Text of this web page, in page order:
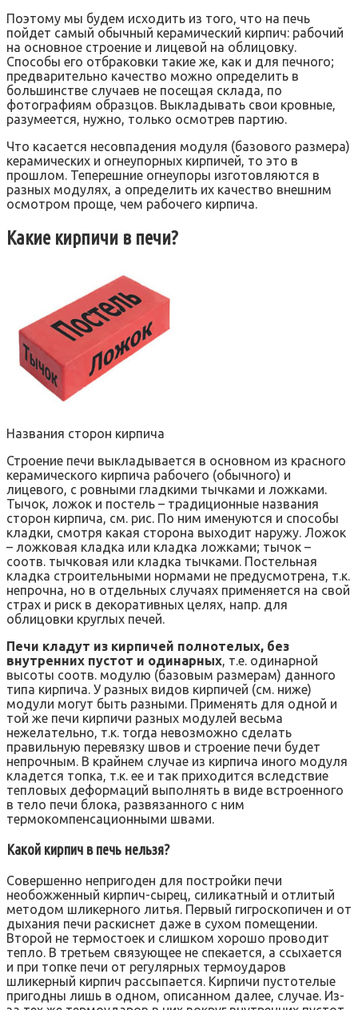
Поэтому мы будем исходить из того, что на печь
пойдет самый обычный керамический кирпич: рабочий
на основное строение и лицевой на облицовку.
Способы его отбраковки такие же, как и для печного;
предварительно качество можно определить в
большинстве случаев не посещая склада, по
фотографиям образцов. Выкладывать свои кровные,
разумеется, нужно, только осмотрев партию.
Что касается несовпадения модуля (базового размера)
керамических и огнеупорных кирпичей, то это в
прошлом. Теперешние огнеупоры изготовляются в
разных модулях, а определить их качество внешним
осмотром проще, чем рабочего кирпича.
Какие кирпичи в печи?
Названия сторон кирпича
Строение печи выкладывается в основном из красного
керамического кирпича рабочего (обычного) и
лицевого, с ровными гладкими тычками и ложками.
Тычок, ложок и постель – традиционные названия
сторон кирпича, см. рис. По ним именуются и способы
кладки, смотря какая сторона выходит наружу. Ложок
– ложковая кладка или кладка ложками; тычок –
соотв. тычковая или кладка тычками. Постельная
кладка строительными нормами не предусмотрена, т.к.
непрочна, но в отдельных случаях применяется на свой
страх и риск в декоративных целях, напр. для
облицовки круглых печей.
Печи кладут из кирпичей полнотелых, без
внутренних пустот и одинарных, т.е. одинарной
высоты соотв. модулю (базовым размерам) данного
типа кирпича. У разных видов кирпичей (см. ниже)
модули могут быть разными. Применять для одной и
той же печи кирпичи разных модулей весьма
нежелательно, т.к. тогда невозможно сделать
правильную перевязку швов и строение печи будет
непрочным. В крайнем случае из кирпича иного модуля
кладется топка, т.к. ее и так приходится вследствие
тепловых деформаций выполнять в виде встроенного
в тело печи блока, развязанного с ним
термокомпенсационными швами.
Какой кирпич в печь нельзя?
Совершенно непригоден для постройки печи
необожженный кирпич-сырец, силикатный и отлитый
методом шликерного литья. Первый гигроскопичен и от
дыхания печи раскиснет даже в сухом помещении.
Второй не термостоек и слишком хорошо проводит
тепло. В третьем связующее не спекается, а ссыхается
и при топке печи от регулярных термоударов
шликерный кирпич рассыпается. Кирпичи пустотелые
пригодны лишь в одном, описанном далее, случае. Из-